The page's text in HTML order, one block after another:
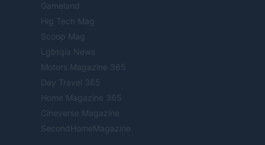
Gameland
Hig Tech Mag
Scoop Mag
Lgbtqia News
Motors Magazine 365
Day Travel 365
Home Magazine 365
Cineverse Magazine
SecondHomeMagazine